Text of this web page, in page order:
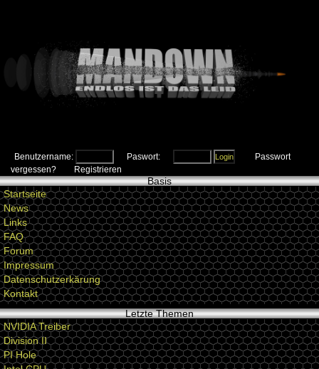
Benutzername: Paswort:
Passwort
vergessen?
Registrieren
Basis
Startseite
News
Links
FAQ
Forum
Impressum
Datenschutzerkärung
Kontakt
Letzte Themen
NVIDIA Treiber
Division II
PI Hole